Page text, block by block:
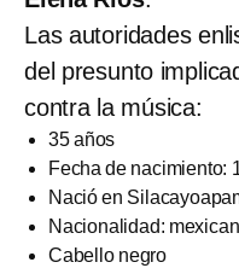
Las autoridades
del presunto
contra la música:
35 años
Fecha de nacimiento:
Nació en
Nacionalidad:
Cabello negro